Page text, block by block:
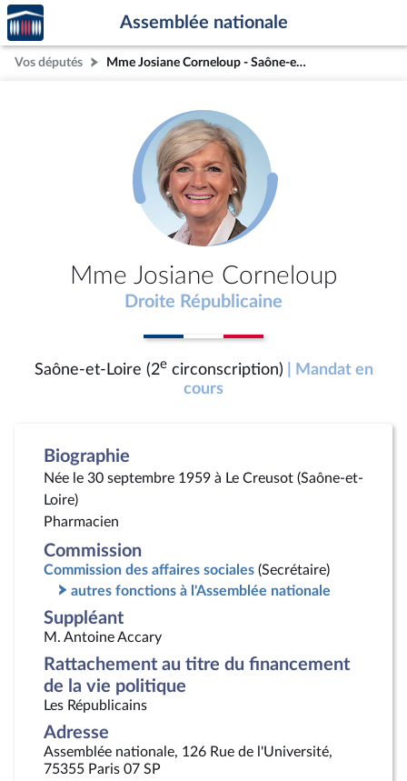
Aller au contenu
Aller en bas de la page
Accèder
à la
page
d'accueil
Assemblée nationale
Vos députés Mme Josiane Corneloup - Saône-et-Loire (2e circonscription)
Mme Josiane Corneloup
Droite Républicaine
Saône-et-Loire (2ecirconscription)
| Mandat en
cours
Biographie
Née le 30 septembre 1959 à Le Creusot (Saône-et-
Loire)
Pharmacien
Commission
Commission des affaires sociales (Secrétaire)
autres fonctions à l'Assemblée nationale
Suppléant
M. Antoine Accary
Rattachement au titre du financement
de la vie politique
Les Républicains
Adresse
Assemblée nationale, 126 Rue de l'Université,
75355 Paris 07 SP